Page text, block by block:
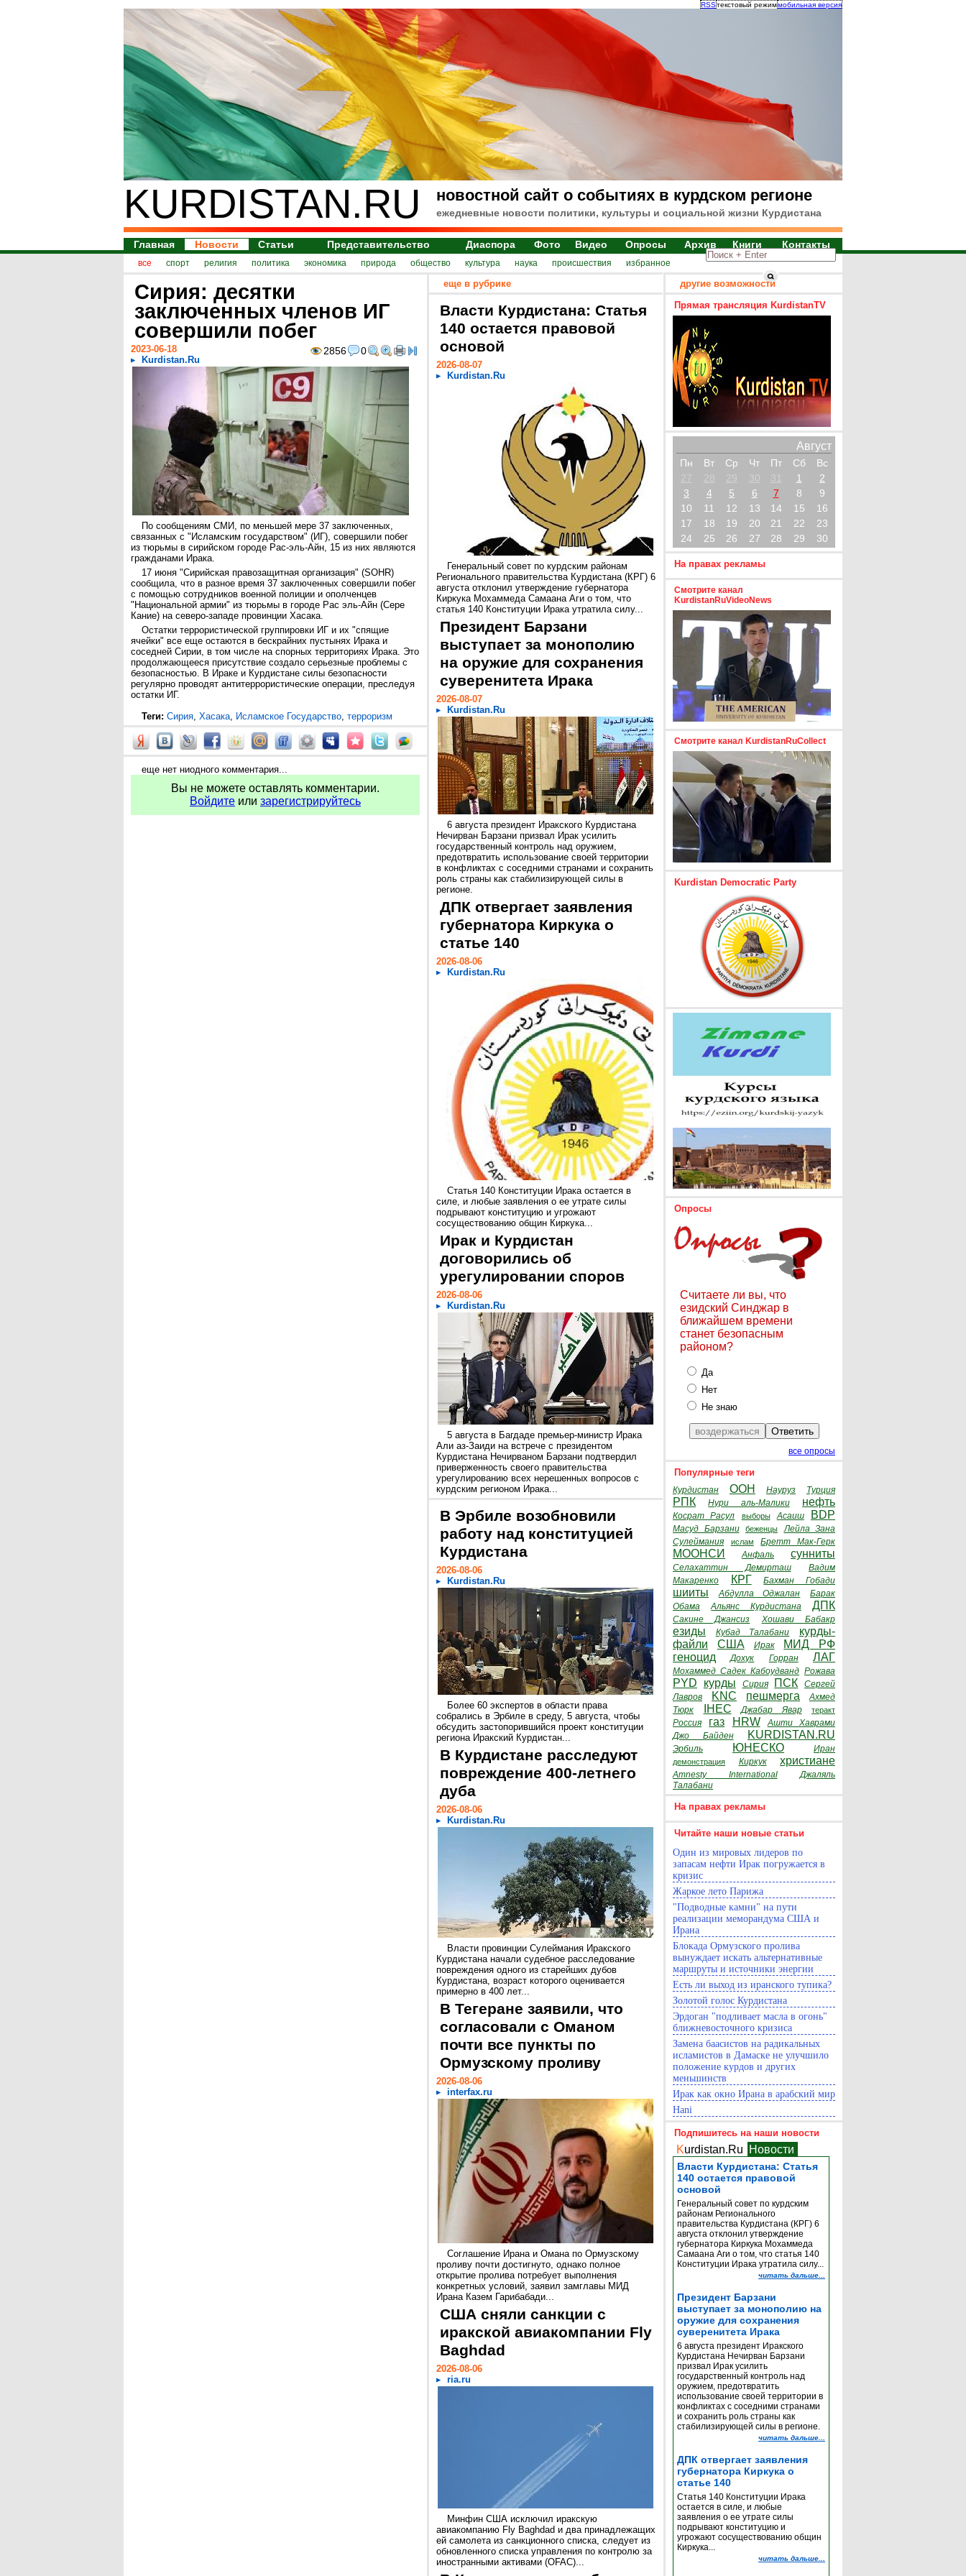
RSSтекстовый режиммобильная версия
KURDISTAN.RU новостной сайт о событиях в курдском регионе
ежедневные новости политики, культуры и социальной жизни Курдистана
Главная Новости Статьи Представительство Диаспора Фото Видео Опросы Архив Книги Контакты
все спорт религия политика экономика природа общество культура наука происшествия избранное
Сирия: десятки
заключенных членов ИГ
совершили побег
2856 0
2023-06-18
Kurdistan.Ru
По сообщениям СМИ, по меньшей мере 37 заключенных,
связанных с "Исламским государством" (ИГ), совершили побег
из тюрьмы в сирийском городе Рас-эль-Айн, 15 из них являются
гражданами Ирака.
17 июня "Сирийская правозащитная организация" (SOHR)
сообщила, что в разное время 37 заключенных совершили побег
с помощью сотрудников военной полиции и ополченцев
"Национальной армии" из тюрьмы в городе Рас эль-Айн (Сере
Кание) на северо-западе провинции Хасака.
Остатки террористической группировки ИГ и их "спящие
ячейки" все еще остаются в бескрайних пустынях Ирака и
соседней Сирии, в том числе на спорных территориях Ирака. Это
продолжающееся присутствие создало серьезные проблемы с
безопасностью. В Ираке и Курдистане силы безопасности
регулярно проводят антитеррористические операции, преследуя
остатки ИГ.
Теги: Сирия, Хасака, Исламское Государство, терроризм
еще нет ниодного комментария...
Вы не можете оставлять комментарии.
Войдите или зарегистрируйтесь
еще в рубрике
Власти Курдистана: Статья
140 остается правовой
основой
2026-08-07
Kurdistan.Ru
Генеральный совет по курдским районам
Регионального правительства Курдистана (КРГ) 6
августа отклонил утверждение губернатора
Киркука Мохаммеда Самаана Аги о том, что
статья 140 Конституции Ирака утратила силу...
Президент Барзани
выступает за монополию
на оружие для сохранения
суверенитета Ирака
2026-08-07
Kurdistan.Ru
6 августа президент Иракского Курдистана
Нечирван Барзани призвал Ирак усилить
государственный контроль над оружием,
предотвратить использование своей территории
в конфликтах с соседними странами и сохранить
роль страны как стабилизирующей силы в
регионе.
ДПК отвергает заявления
губернатора Киркука о
статье 140
2026-08-06
Kurdistan.Ru
Статья 140 Конституции Ирака остается в
силе, и любые заявления о ее утрате силы
подрывают конституцию и угрожают
сосуществованию общин Киркука...
Ирак и Курдистан
договорились об
урегулировании споров
2026-08-06
Kurdistan.Ru
5 августа в Багдаде премьер-министр Ирака
Али аз-Заиди на встрече с президентом
Курдистана Нечирваном Барзани подтвердил
приверженность своего правительства
урегулированию всех нерешенных вопросов с
курдским регионом Ирака...
В Эрбиле возобновили
работу над конституцией
Курдистана
2026-08-06
Kurdistan.Ru
Более 60 экспертов в области права
собрались в Эрбиле в среду, 5 августа, чтобы
обсудить застопорившийся проект конституции
региона Иракский Курдистан...
В Курдистане расследуют
повреждение 400-летнего
дуба
2026-08-06
Kurdistan.Ru
Власти провинции Сулеймания Иракского
Курдистана начали судебное расследование
повреждения одного из старейших дубов
Курдистана, возраст которого оценивается
примерно в 400 лет...
В Тегеране заявили, что
согласовали с Оманом
почти все пункты по
Ормузскому проливу
2026-08-06
interfax.ru
Соглашение Ирана и Омана по Ормузскому
проливу почти достигнуто, однако полное
открытие пролива потребует выполнения
конкретных условий, заявил замглавы МИД
Ирана Казем Гарибабади...
США сняли санкции с
иракской авиакомпании Fly
Baghdad
2026-08-06
ria.ru
Минфин США исключил иракскую
авиакомпанию Fly Baghdad и два принадлежащих
ей самолета из санкционного списка, следует из
обновленного списка управления по контролю за
иностранными активами (OFAC)...
другие возможности
Прямая трансляция KurdistanTV
Август
Пн Вт Ср Чт Пт Сб
Вс
27
28 29 30 31 1
2
3
4 5 6 7 8
9
10
11 12 13 14 15
16
17
18 19 20 21 22
23
24
25 26 27 28 29 30
На правах рекламы
Смотрите канал
KurdistanRuVideoNews
Смотрите канал KurdistanRuCollect
Kurdistan Democratic Party
Опросы
Считаете ли вы, что
езидский Синджар в
ближайшем времени
станет безопасным
районом?
Да
Нет
Не знаю
все опросы
Популярные теги
Курдистан ООН Науруз Турция
РПК Нури аль-Малики нефть
Косрат Расул выборы Асаиш BDP
Масуд Барзани беженцы
Лейла Зана
Сулеймания
ислам Бретт Мак-Герк
МООНСИ Анфаль сунниты
Селахаттин Демирташ
Вадим
Макаренко
КРГ Бахман Гобади
шииты Абдулла Оджалан
Барак
Обама
Альянс Курдистана ДПК
Сакине Джансиз Хошави Бабакр
езиды Кубад Талабани
курды-
файли
США Ирак
МИД РФ
геноцид
Дохук Горран ЛАГ
Мохаммед Садек Кабоудванд Рожава
PYD курды Сирия ПСК
Сергей
Лавров
KNC пешмерга
Ахмед
Тюрк
IHEC Джабар Явар теракт
Россия газ HRW
Ашти Хаврами
Джо Байден
KURDISTAN.RU
Эрбиль ЮНЕСКО Иран
демонстрация Киркук христиане
Amnesty International
Джаляль
Талабани
На правах рекламы
Читайте наши новые статьи
Один из мировых лидеров по
запасам нефти Ирак погружается в
кризис
Жаркое лето Парижа
"Подводные камни" на пути
реализации меморандума США и
Ирана
Блокада Ормузского пролива
вынуждает искать альтернативные
маршруты и источники энергии
Есть ли выход из иранского тупика?
Золотой голос Курдистана
Эрдоган "подливает масла в огонь"
ближневосточного кризиса
Замена баасистов на радикальных
исламистов в Дамаске не улучшило
положение курдов и других
меньшинств
Ирак как окно Ирана в арабский мир
Hani
Подпишитесь на наши новости
Kurdistan.Ru Новости
Власти Курдистана: Статья
140 остается правовой
основой
Генеральный совет по курдским
районам Регионального
правительства Курдистана (КРГ) 6
августа отклонил утверждение
губернатора Киркука Мохаммеда
Самаана Аги о том, что статья 140
Конституции Ирака утратила силу...
читать дальше...
Президент Барзани
выступает за монополию на
оружие для сохранения
суверенитета Ирака
6 августа президент Иракского
Курдистана Нечирван Барзани
призвал Ирак усилить
государственный контроль над
оружием, предотвратить
использование своей территории в
конфликтах с соседними странами
и сохранить роль страны как
стабилизирующей силы в регионе.
читать дальше...
ДПК отвергает заявления
губернатора Киркука о
статье 140
Статья 140 Конституции Ирака
остается в силе, и любые
заявления о ее утрате силы
подрывают конституцию и
угрожают сосуществованию общин
Киркука...
читать дальше...